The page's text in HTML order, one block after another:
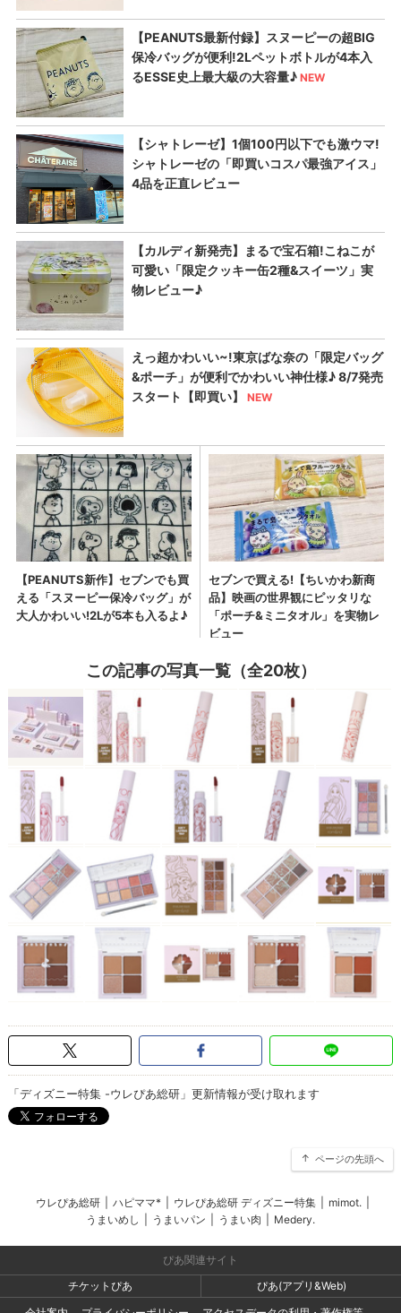
この記事の写真一覧（全20枚）
「ディズニー特集 -ウレぴあ総研」更新情報が受け取れます
ページの先頭へ
ウレぴあ総研 ハピママ* ウレぴあ総研 ディズニー特集 mimot.
うまいめし
うまいパン うまい肉 Medery.
ぴあ関連サイト
チケットぴあ
ぴあ(アプリ&Web)